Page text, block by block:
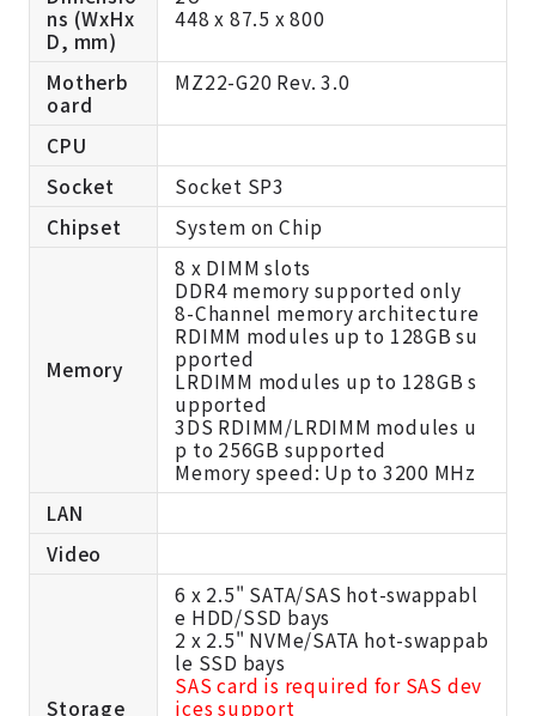
ns (WxHx
D, mm)
448 x 87.5 x 800
Motherb
oard
MZ22-G20 Rev. 3.0
CPU
Socket
Socket SP3
Chipset
System on Chip
Memory
8 x DIMM slots
DDR4 memory supported only
8-Channel memory architecture
RDIMM modules up to 128GB su
pported
LRDIMM modules up to 128GB s
upported
3DS RDIMM/LRDIMM modules u
p to 256GB supported
Memory speed: Up to 3200 MHz
LAN
Video
Storage
6 x 2.5" SATA/SAS hot-swappabl
e HDD/SSD bays
2 x 2.5" NVMe/SATA hot-swappab
le SSD bays
SAS card is required for SAS dev
ices support